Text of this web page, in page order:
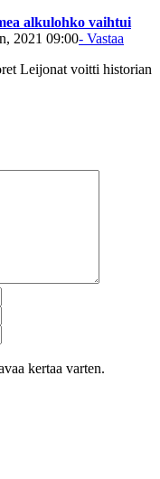
alkulohko vaihtui
2021 09:00- Vastaa
Leijonat voitti historian
kertaa varten.